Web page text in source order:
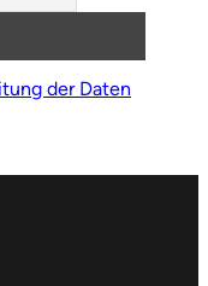
der Daten